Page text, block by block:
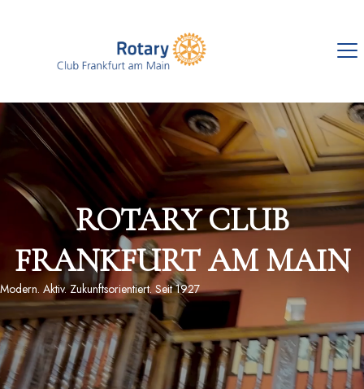
ROTARY CLUB
FRANKFURT AM MAIN
Modern. Aktiv. Zukunftsorientiert. Seit 1927